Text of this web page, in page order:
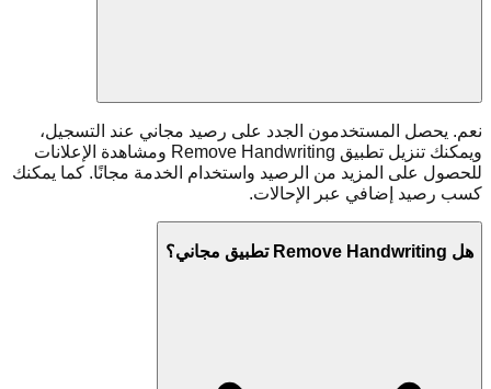
نعم. يحصل المستخدمون الجدد على رصيد مجاني عند التسجيل،
ويمكنك تنزيل تطبيق Remove Handwriting ومشاهدة الإعلانات
للحصول على المزيد من الرصيد واستخدام الخدمة مجانًا. كما يمكنك
كسب رصيد إضافي عبر الإحالات.
هل Remove Handwriting تطبيق مجاني؟